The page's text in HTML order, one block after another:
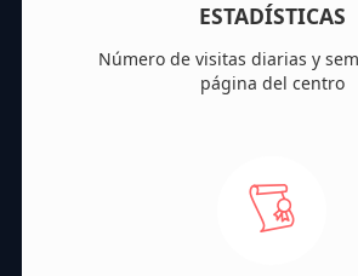
ESTADÍSTICAS
Número de visitas diarias y
página del centro